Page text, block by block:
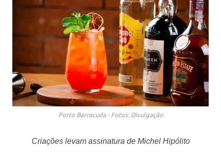
Porto Barracuda - Fotos: Divulgação
Criações levam assinatura de Michel Hipólito